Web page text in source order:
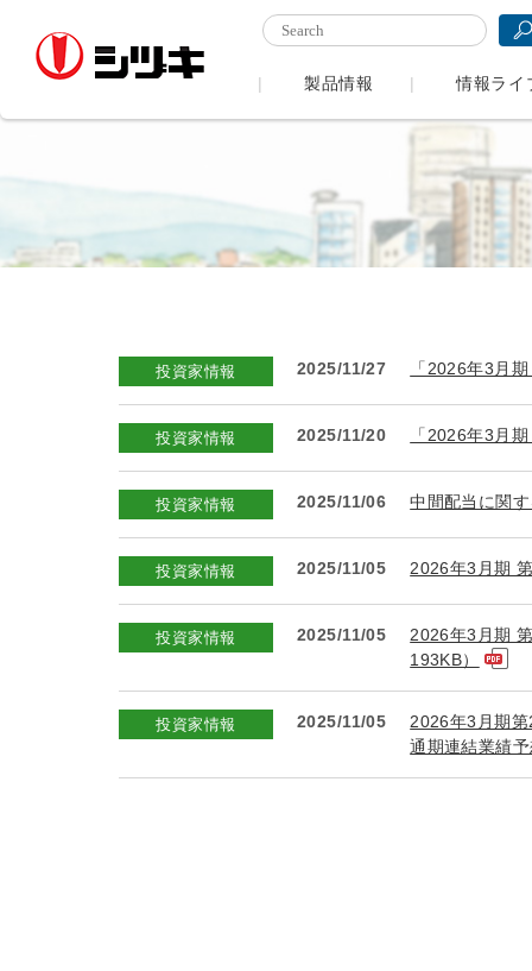
製品情報 情報ライ
投資家情報 2025/11/27 「2026年3月
投資家情報 2025/11/20 「2026年3月
投資家情報 2025/11/06 中間配当に関
投資家情報 2025/11/05 2026年3月期
投資家情報 2025/11/05
2026年3月期
193KB）
投資家情報 2025/11/05
2026年3月期
通期連結業績